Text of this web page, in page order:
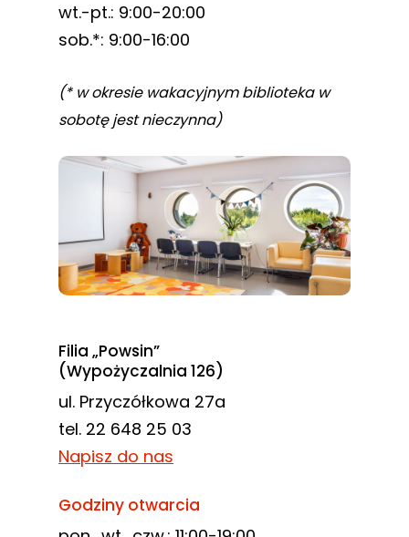
wt.-pt.: 9:00-20:00
sob.*: 9:00-16:00
(* w okresie wakacyjnym biblioteka w
sobotę jest nieczynna)
Filia „Powsin”
(Wypożyczalnia 126)
ul. Przyczółkowa 27a
tel. 22 648 25 03
Napisz do nas
Godziny otwarcia